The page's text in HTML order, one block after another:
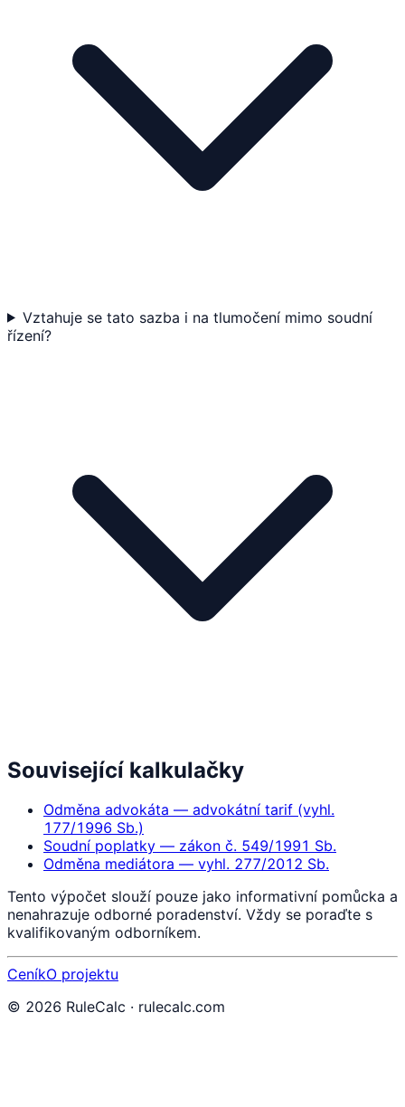
Vztahuje se tato sazba i na tlumočení mimo soudní
řízení?
Související kalkulačky
Odměna advokáta — advokátní tarif (vyhl.
177/1996 Sb.)
Soudní poplatky — zákon č. 549/1991 Sb.
Odměna mediátora — vyhl. 277/2012 Sb.
Tento výpočet slouží pouze jako informativní pomůcka a
nenahrazuje odborné poradenství. Vždy se poraďte s
kvalifikovaným odborníkem.
CeníkO projektu
© 2026 RuleCalc · rulecalc.com